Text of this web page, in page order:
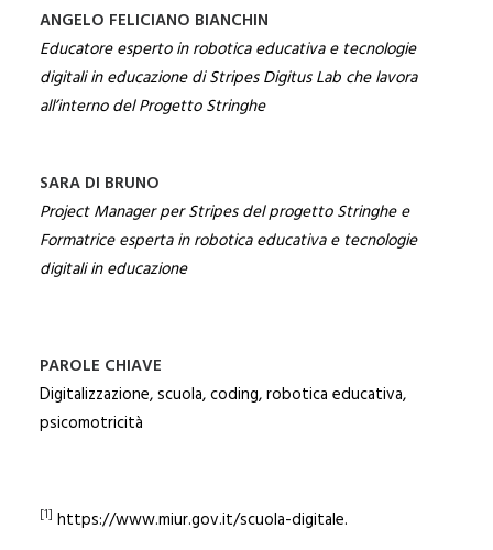
ANGELO FELICIANO BIANCHIN
Educatore esperto in robotica educativa e tecnologie
digitali in educazione di Stripes Digitus Lab che lavora
all’interno del Progetto Stringhe
SARA DI BRUNO
Project Manager per Stripes del progetto Stringhe e
Formatrice esperta in robotica educativa e tecnologie
digitali in educazione
PAROLE CHIAVE
Digitalizzazione, scuola, coding, robotica educativa,
psicomotricità
[1] https://www.miur.gov.it/scuola-digitale.